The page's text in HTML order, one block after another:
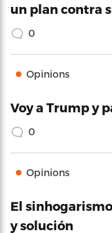
un plan contra
0
Opinions
Voy a Trump y
0
Opinions
El
y solución